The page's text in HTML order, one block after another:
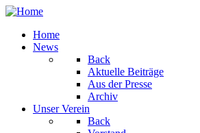
Home
News
Back
Aktuelle Beiträge
Aus der Presse
Archiv
Unser Verein
Back